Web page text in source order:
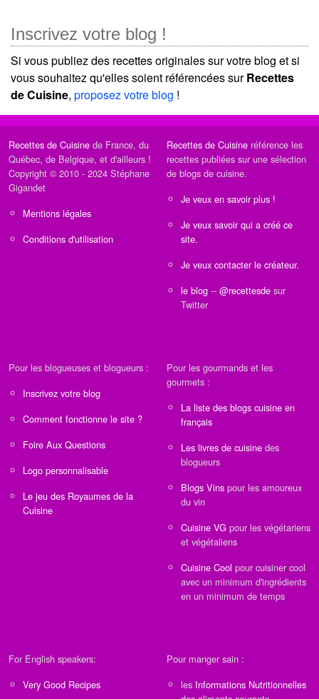
Inscrivez votre blog !
Si vous publiez des recettes originales sur votre blog et si
vous souhaitez qu'elles soient référencées surRecettes
de Cuisine, proposez votre blog !
Recettes de Cuisine de France, du
Québec, de Belgique, et d'ailleurs !
Copyright © 2010 - 2024 Stéphane
Gigandet
Mentions légales
Conditions d'utilisation
Recettes de Cuisine référence les
recettes publiées sur une sélection
de blogs de cuisine.
Je veux en savoir plus !
Je veux savoir qui a créé ce
site.
Je veux contacter le créateur.
le blog -- @recettesde sur
Twitter
Pour les blogueuses et blogueurs :
Inscrivez votre blog
Comment fonctionne le site ?
Foire Aux Questions
Logo personnalisable
Le jeu des Royaumes de la
Cuisine
Pour les gourmands et les
gourmets :
La liste des blogs cuisine en
français
Les livres de cuisine des
blogueurs
Blogs Vins pour les amoureux
du vin
Cuisine VG pour les végétariens
et végétaliens
Cuisine Cool pour cuisiner cool
avec un minimum d'ingrédients
en un minimum de temps
For English speakers:
Very Good Recipes
Pour manger sain :
les Informations Nutritionnelles